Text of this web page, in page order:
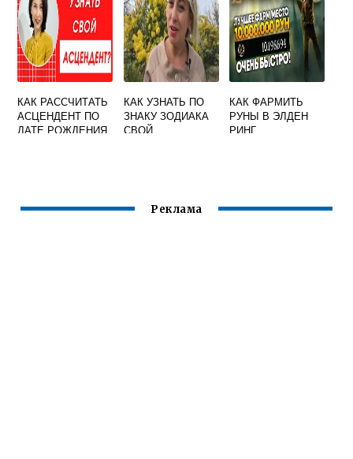
КАК РАССЧИТАТЬ
АСЦЕНДЕНТ ПО
ДАТЕ РОЖДЕНИЯ
КАК УЗНАТЬ ПО
ЗНАКУ ЗОДИАКА
СВОЙ
КАК ФАРМИТЬ
РУНЫ В ЭЛДЕН
РИНГ
Реклама